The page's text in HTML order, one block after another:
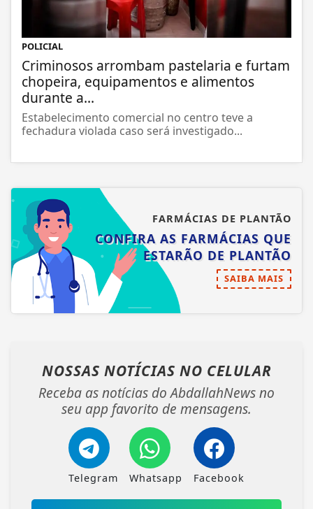
POLICIAL
Criminosos arrombam pastelaria e furtam
chopeira, equipamentos e alimentos
durante a...
Estabelecimento comercial no centro teve a
fechadura violada caso será investigado...
FARMÁCIAS DE PLANTÃO
CONFIRA AS FARMÁCIAS QUE
ESTARÃO DE PLANTÃO
SAIBA MAIS
NOSSAS NOTÍCIAS NO CELULAR
Receba as notícias do AbdallahNews no
seu app favorito de mensagens.
Telegram Whatsapp Facebook